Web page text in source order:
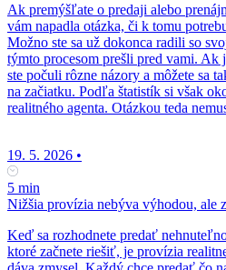
Ak premýšľate o predaji alebo
vám napadla otázka, či k tomu
Možno ste sa už dokonca radili so
týmto procesom prešli pred vami. Ak
ste počuli rôzne názory a môžete sa
na začiatku. Podľa štatistík si však
realitného agenta. Otázkou teda
19. 5. 2026 •
5 min
Nižšia provízia nebýva výhodou, ale
Keď sa rozhodnete predať
ktoré začnete riešiť, je provízia